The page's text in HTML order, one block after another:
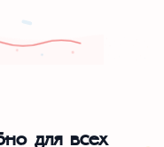
для всех